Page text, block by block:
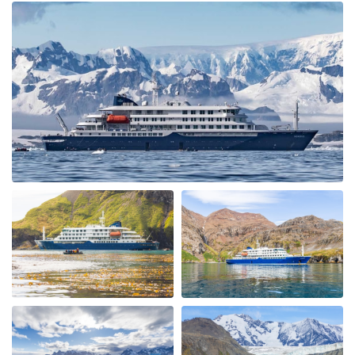
comforts a great crew, hospitality and expedition
leaders team that were so helpful, educated and made it
a fantastic trip. After crossing the Drakes passage
which was relatively smooth we visited Wihemina Bay &
Neko Harbour. We were soon out in the Zodiac boats
exploring the Bays seeing Humpback Whales & Killers
Whales. The ice conditions allowed us to cross the
"Antarctic Circle" with Petrals, Albatrosses & Fulmars
following us. We had a spectacular ship cruise through
the "Gunnel" towards Marguerite Bay a place I had
heard alot about and it was fantastic with incredible
icebergs and Peninsular beauty in the background. We
visited Stonington Island and with old USA and British
Antarctic Bases, what a piece of history, very
interesting. Moving back up the west coast of the
Peninsular we also visited Salpetiere Bay and Peterman
Island. Back in the Zodiacs again to explore and most
days we were out in them morning and afternoon. Back
for lunch in-between and superb dining. More Whales
spotted at Foyn Harbour & Cievra Cove and visited the